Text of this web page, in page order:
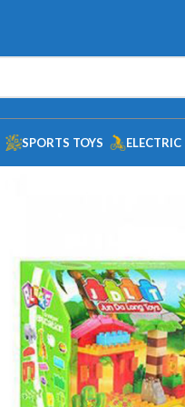
ELECTRIC
SPORTS TOYS